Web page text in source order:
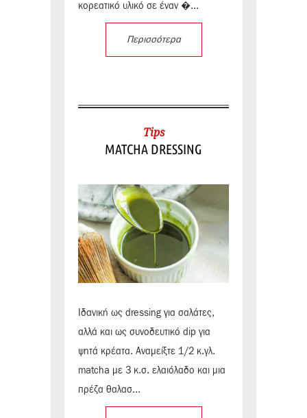
κορεατικό υλικό σε έναν �...
Περισσότερα
Tips
MATCHA DRESSING
Ιδανική ως dressing για σαλάτες,
αλλά και ως συνοδευτικό dip για
ψητά κρέατα. Αναμείξτε 1/2 κ.γλ.
matcha με 3 κ.σ. ελαιόλαδο και μια
πρέζα θαλασ...